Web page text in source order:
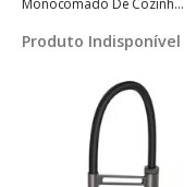
Monocomado De Cozinha Para Mesa Bica Móvel Pérola - Summer Gold
Produto Indisponível